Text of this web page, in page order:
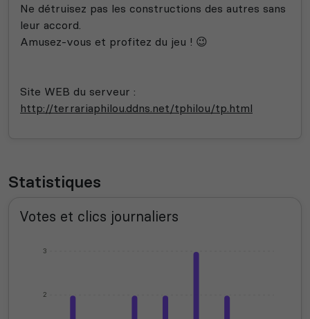
Ne détruisez pas les constructions des autres sans
leur accord.
Amusez-vous et profitez du jeu ! 😉
Site WEB du serveur :
http://terrariaphilou.ddns.net/tphilou/tp.html
Statistiques
Votes et clics journaliers
2
3